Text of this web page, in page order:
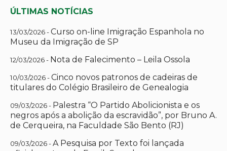
ÚLTIMAS NOTÍCIAS
13/03/2026 -Curso on-line Imigração Espanhola no
Museu da Imigração de SP
12/03/2026 - Nota de Falecimento – Leila Ossola
10/03/2026 -Cinco novos patronos de cadeiras de
titulares do Colégio Brasileiro de Genealogia
09/03/2026 - Palestra “O Partido Abolicionista e os
negros após a abolição da escravidão”, por Bruno A.
de Cerqueira, na Faculdade São Bento (RJ)
09/03/2026 -A Pesquisa por Texto foi lançada